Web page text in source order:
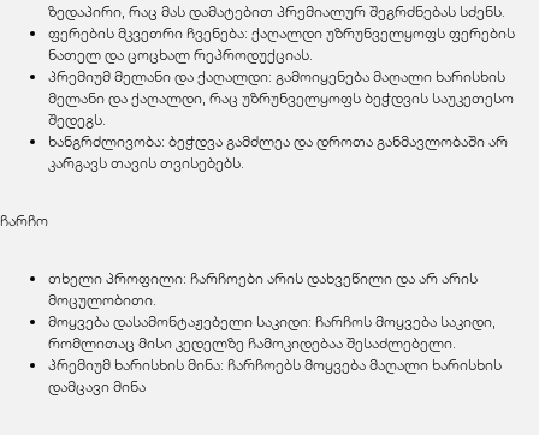
ზედაპირი, რაც მას დამატებით პრემიალურ შეგრძნებას სძენს.
ფერების მკვეთრი ჩვენება: ქაღალდი უზრუნველყოფს ფერების
ნათელ და ცოცხალ რეპროდუქციას.
პრემიუმ მელანი და ქაღალდი: გამოიყენება მაღალი ხარისხის
მელანი და ქაღალდი, რაც უზრუნველყოფს ბეჭდვის საუკეთესო
შედეგს.
ხანგრძლივობა: ბეჭდვა გამძლეა და დროთა განმავლობაში არ
კარგავს თავის თვისებებს.
ჩარჩო
თხელი პროფილი: ჩარჩოები არის დახვეწილი და არ არის
მოცულობითი.
მოყვება დასამონტაჟებელი საკიდი: ჩარჩოს მოყვება საკიდი,
რომლითაც მისი კედელზე ჩამოკიდებაა შესაძლებელი.
პრემიუმ ხარისხის მინა: ჩარჩოებს მოყვება მაღალი ხარისხის
დამცავი მინა